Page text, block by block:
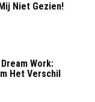
Niet Gezien!
Work:
Het Verschil